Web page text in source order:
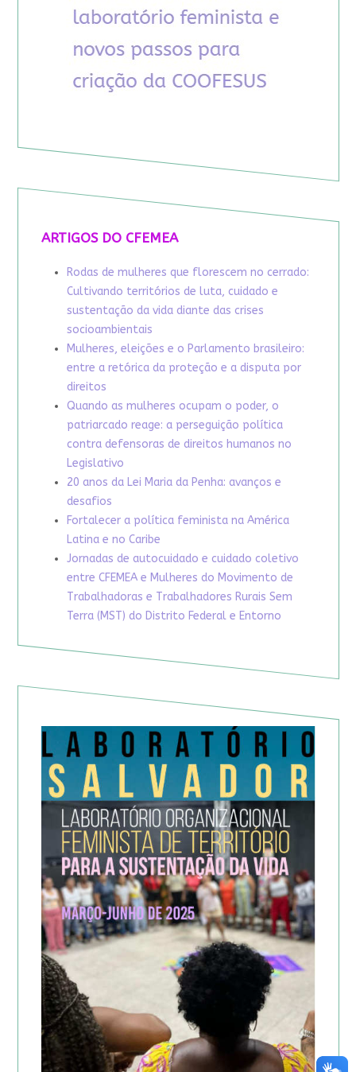
ARTIGOS DO CFEMEA
Rodas de mulheres que florescem no cerrado:
Cultivando territórios de luta, cuidado e
sustentação da vida diante das crises
socioambientais
Mulheres, eleições e o Parlamento brasileiro:
entre a retórica da proteção e a disputa por
direitos
Quando as mulheres ocupam o poder, o
patriarcado reage: a perseguição política
contra defensoras de direitos humanos no
Legislativo
20 anos da Lei Maria da Penha: avanços e
desafios
Fortalecer a política feminista na América
Latina e no Caribe
Jornadas de autocuidado e cuidado coletivo
entre CFEMEA e Mulheres do Movimento de
Trabalhadoras e Trabalhadores Rurais Sem
Terra (MST) do Distrito Federal e Entorno